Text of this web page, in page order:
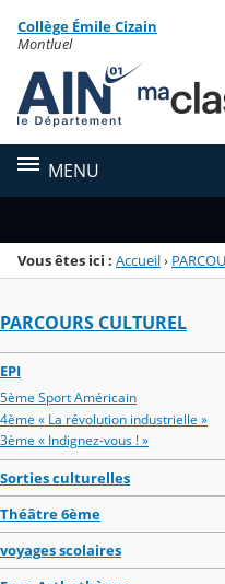
Menu de la rubrique
Contenu
Collège Émile Cizain
Montluel
MENU
Vous êtes ici : Accueil›
PARCOURS CULTUREL
EPI
5ème Sport Américain
4ème « La révolution industrielle »
3ème « Indignez-vous ! »
Sorties culturelles
Théâtre 6ème
voyages scolaires